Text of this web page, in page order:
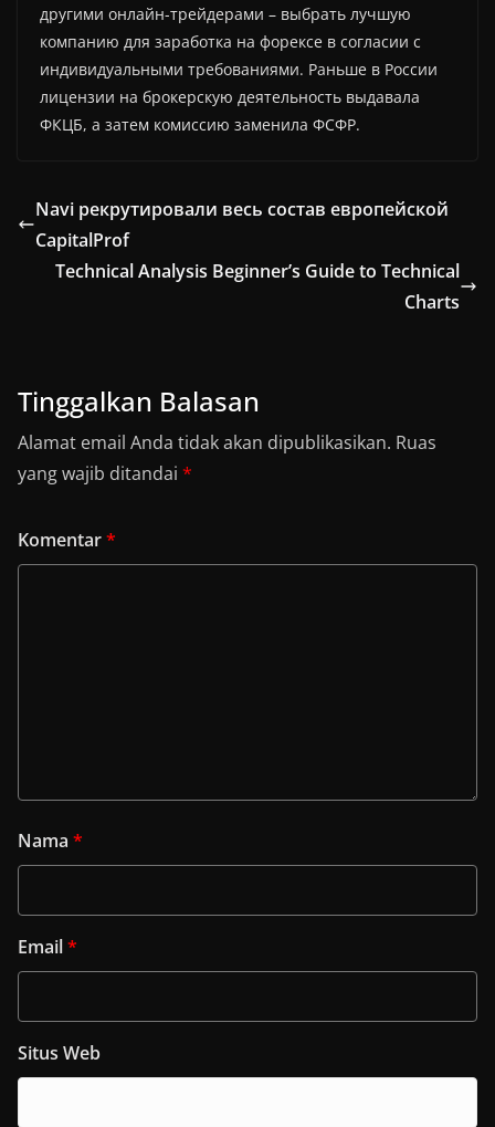
другими онлайн-трейдерами – выбрать лучшую
компанию для заработка на форексе в согласии с
индивидуальными требованиями. Раньше в России
лицензии на брокерскую деятельность выдавала
ФКЦБ, а затем комиссию заменила ФСФР.
Navi рекрутировали весь состав европейской
CapitalProf
Technical Analysis Beginner’s Guide to Technical
Charts
Tinggalkan Balasan
Alamat email Anda tidak akan dipublikasikan. Ruas
yang wajib ditandai *
Komentar*
Nama *
Email*
Situs Web